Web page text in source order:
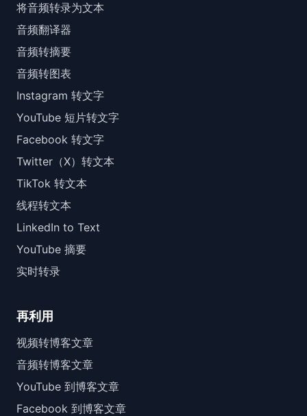
将音频转录为文本
音频翻译器
音频转摘要
音频转图表
Instagram 转文字
YouTube 短片转文字
Facebook 转文字
Twitter（X）转文本
TikTok 转文本
线程转文本
LinkedIn to Text
YouTube 摘要
实时转录
再利用
视频转博客文章
音频转博客文章
YouTube 到博客文章
Facebook 到博客文章